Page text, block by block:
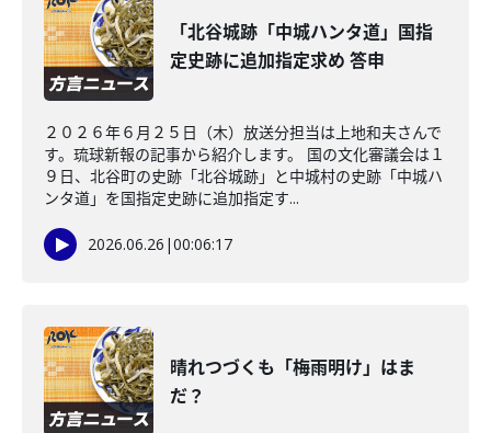
「北谷城跡「中城ハンタ道」国指
定史跡に追加指定求め 答申
２０２６年６月２５日（木）放送分担当は上地和夫さんで
す。琉球新報の記事から紹介します。 国の文化審議会は１
９日、北谷町の史跡「北谷城跡」と中城村の史跡「中城ハ
ンタ道」を国指定史跡に追加指定す...
2026.06.26 |00:06:17
晴れつづくも「梅雨明け」はま
だ？